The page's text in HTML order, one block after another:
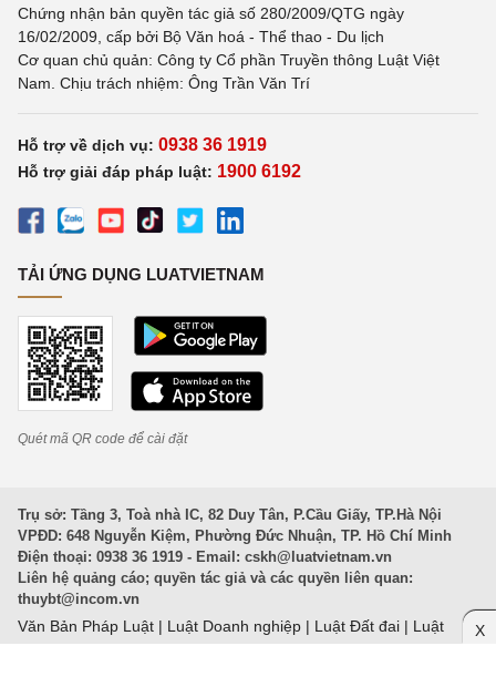
Chứng nhận bản quyền tác giả số 280/2009/QTG ngày
16/02/2009, cấp bởi Bộ Văn hoá - Thể thao - Du lịch
Cơ quan chủ quản: Công ty Cổ phần Truyền thông Luật Việt
Nam. Chịu trách nhiệm: Ông Trần Văn Trí
Hỗ trợ về dịch vụ: 0938 36 1919
Hỗ trợ giải đáp pháp luật: 1900 6192
TẢI ỨNG DỤNG LUATVIETNAM
Quét mã QR code để cài đặt
Trụ sở: Tầng 3, Toà nhà IC, 82 Duy Tân, P.Cầu Giấy, TP.Hà Nội
VPĐD: 648 Nguyễn Kiệm, Phường Đức Nhuận, TP. Hồ Chí Minh
Điện thoại: 0938 36 1919 - Email: cskh@luatvietnam.vn
Liên hệ quảng cáo; quyền tác giả và các quyền liên quan:
thuybt@incom.vn
Văn Bản Pháp Luật | Luật Doanh nghiệp | Luật Đất đai | Luật
X